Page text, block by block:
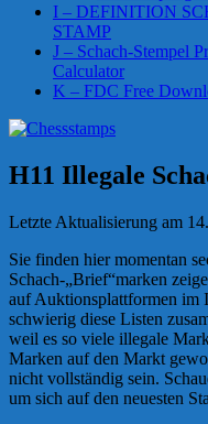
I – DEFINITION
STAMP
J – Schach-Stempel
Calculator
K – FDC Free
H11 Illegale
Letzte Aktualisierung am
Sie finden hier momentan
Schach-„Brief“marken
auf Auktionsplattformen im
schwierig diese Listen
weil es so viele illegale
Marken auf den Markt
nicht vollständig sein.
um sich auf den neuesten